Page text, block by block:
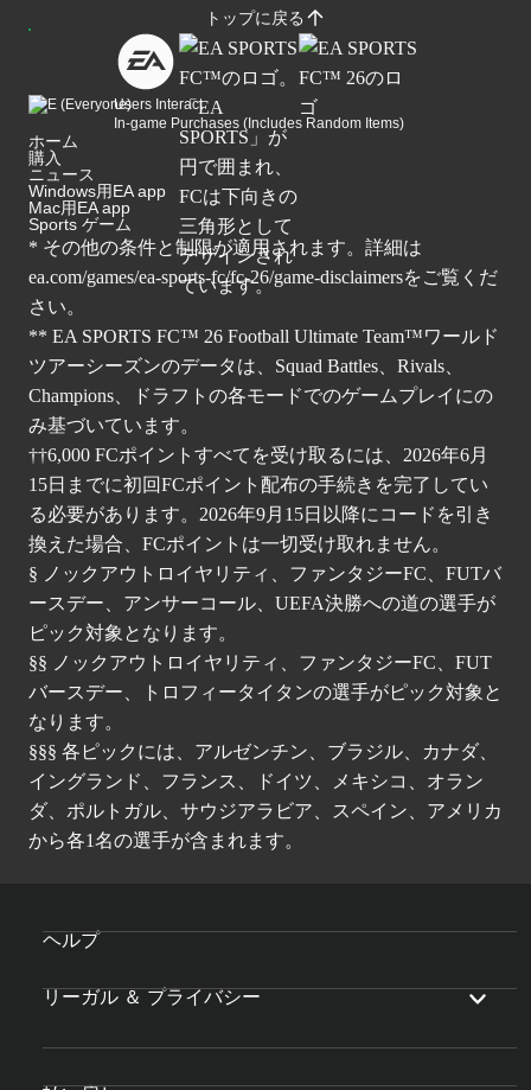
トップに戻る
Users Interact
In-game Purchases (Includes Random Items)
ホーム
購入
ニュース
Windows用EA app
Mac用EA app
Sports ゲーム
* その他の条件と制限が適用されます。詳細は
ea.com/games/ea-sports-fc/fc-26/game-disclaimersをご覧くだ
さい。
** EA SPORTS FC™ 26 Football Ultimate Team™ワールド
ツアーシーズンのデータは、Squad Battles、Rivals、
Champions、ドラフトの各モードでのゲームプレイにの
み基づいています。
††6,000 FCポイントすべてを受け取るには、2026年6月
15日までに初回FCポイント配布の手続きを完了してい
る必要があります。2026年9月15日以降にコードを引き
換えた場合、FCポイントは一切受け取れません。
§ ノックアウトロイヤリティ、ファンタジーFC、FUTバ
ースデー、アンサーコール、UEFA決勝への道の選手が
ピック対象となります。
§§ ノックアウトロイヤリティ、ファンタジーFC、FUT
バースデー、トロフィータイタンの選手がピック対象と
なります。
§§§ 各ピックには、アルゼンチン、ブラジル、カナダ、
イングランド、フランス、ドイツ、メキシコ、オラン
ダ、ポルトガル、サウジアラビア、スペイン、アメリカ
から各1名の選手が含まれます。
ヘルプ
リーガル ＆ プライバシー